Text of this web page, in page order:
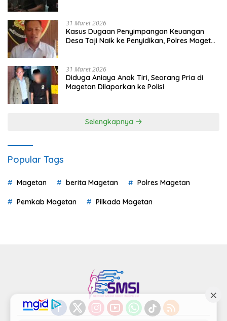
31 Maret 2026
Kasus Dugaan Penyimpangan Keuangan
Desa Taji Naik ke Penyidikan, Polres Magetan
31 Maret 2026
Diduga Aniaya Anak Tiri, Seorang Pria di
Magetan Dilaporkan ke Polisi
Selengkapnya
Popular Tags
Magetan berita Magetan Polres Magetan
Pemkab Magetan Pilkada Magetan